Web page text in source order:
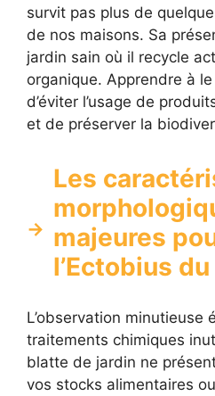
survit pas plus de
de nos maisons. Sa
jardin sain où il recycle
organique. Apprendre à
d’éviter l’usage de
et de préserver la
Les
majeures
l’Ectobius
L’observation minutieuse
traitements chimiques
blatte de jardin ne
vos stocks alimentaires